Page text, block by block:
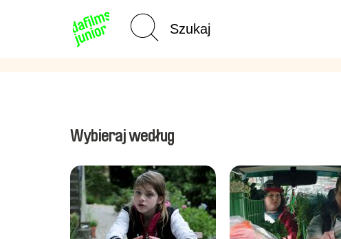
Strona
główna
Wybieraj według